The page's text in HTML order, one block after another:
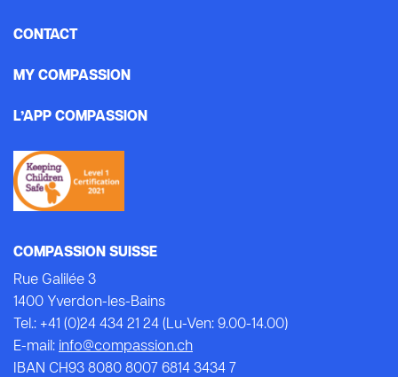
CONTACT
MY COMPASSION
L’APP COMPASSION
COMPASSION SUISSE
Rue Galilée 3
1400 Yverdon-les-Bains
Tel.: +41 (0)24 434 21 24 (Lu-Ven: 9.00-14.00)
E-mail: info@compassion.ch
IBAN CH93 8080 8007 6814 3434 7